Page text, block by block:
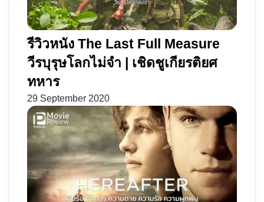
รีวิวหนัง The Last Full Measure
วีรบุรุษโลกไม่จำ | เชิดชูเกียรติยศ
ทหาร
29 September 2020